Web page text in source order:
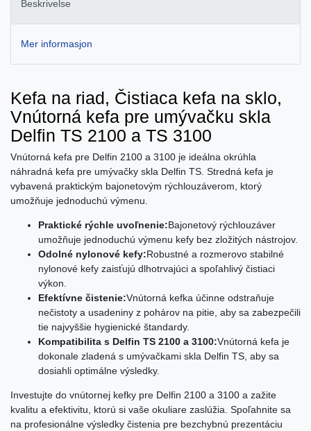
Beskrivelse
Mer informasjon
Kefa na riad, Čistiaca kefa na sklo,
Vnútorná kefa pre umývačku skla
Delfin TS 2100 a TS 3100
Vnútorná kefa pre Delfin 2100 a 3100 je ideálna okrúhla
náhradná kefa pre umývačky skla Delfin TS. Stredná kefa je
vybavená praktickým bajonetovým rýchlouzáverom, ktorý
umožňuje jednoduchú výmenu.
Praktické rýchle uvoľnenie:Bajonetový rýchlouzáver
umožňuje jednoduchú výmenu kefy bez zložitých nástrojov.
Odolné nylonové kefy:Robustné a rozmerovo stabilné
nylonové kefy zaisťujú dlhotrvajúci a spoľahlivý čistiaci
výkon.
Efektívne čistenie:Vnútorná kefka účinne odstraňuje
nečistoty a usadeniny z pohárov na pitie, aby sa zabezpečili
tie najvyššie hygienické štandardy.
Kompatibilita s Delfin TS 2100 a 3100:Vnútorná kefa je
dokonale zladená s umývačkami skla Delfin TS, aby sa
dosiahli optimálne výsledky.
Investujte do vnútornej kefky pre Delfin 2100 a 3100 a zažite
kvalitu a efektivitu, ktorú si vaše okuliare zaslúžia. Spoľahnite sa
na profesionálne výsledky čistenia pre bezchybnú prezentáciu